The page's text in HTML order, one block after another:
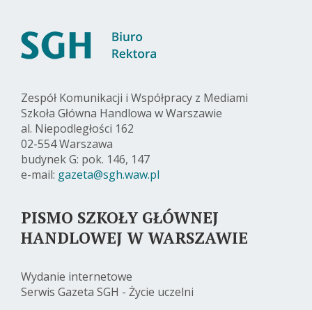
Zespół Komunikacji i Współpracy z Mediami
Szkoła Główna Handlowa w Warszawie
al. Niepodległości 162
02-554 Warszawa
budynek G: pok. 146, 147
e-mail: gazeta@sgh.waw.pl
PISMO SZKOŁY GŁÓWNEJ
HANDLOWEJ W WARSZAWIE
Wydanie internetowe
Serwis Gazeta SGH - Życie uczelni